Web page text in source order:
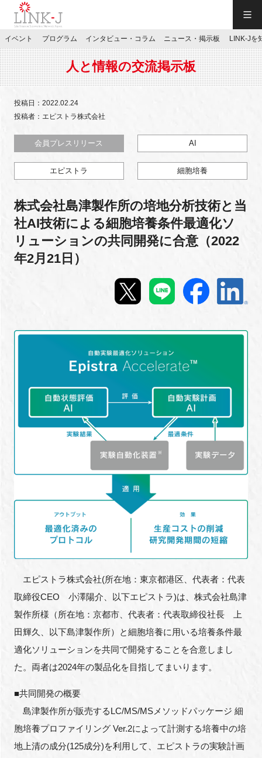
JP／EN
特別会員専用メニュー
施設ご予約
お問い合わせ
マイページ
インタビュー・コラム
ニュース・掲示板
施設・アクセス
イベント プログラム インタビュー・コラム ニュース・掲示板 LINK-Jを
人と情報の交流掲示板
投稿日：2022.02.24
投稿者：エピストラ株式会社
会員プレスリリース AI
エピストラ 細胞培養
株式会社島津製作所の培地分析技術と当
社AI技術による細胞培養条件最適化ソ
リューションの共同開発に合意（2022
年2月21日）
エピストラ株式会社(所在地：東京都港区、代表者：代表
取締役CEO 小澤陽介、以下エピストラ)は、株式会社島津
製作所様（所在地：京都市、代表者：代表取締役社長 上
田輝久、以下島津製作所）と細胞培養に用いる培養条件最
適化ソリューションを共同で開発することを合意しまし
た。両者は2024年の製品化を目指してまいります。
■共同開発の概要
島津製作所が販売するLC/MS/MSメソッドパッケージ 細
胞培養プロファイリング Ver.2によって計測する培養中の培
地上清の成分(125成分)を利用して、エピストラの実験計画